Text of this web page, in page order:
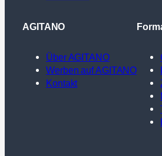
AGITANO
Über AGITANO
Werben auf AGITANO
Kontakt